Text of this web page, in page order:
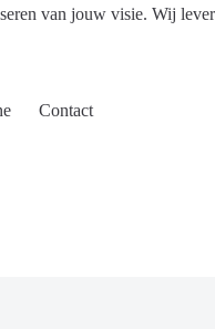
van jouw visie. Wij
Contact